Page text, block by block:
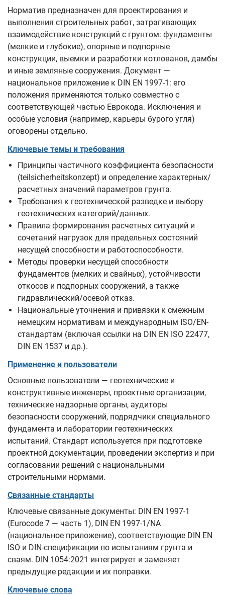
Норматив предназначен для проектирования и
выполнения строительных работ, затрагивающих
взаимодействие конструкций с грунтом: фундаменты
(мелкие и глубокие), опорные и подпорные
конструкции, выемки и разработки котлованов, дамбы
и иные земляные сооружения. Документ —
национальное приложение к DIN EN 1997-1: его
положения применяются только совместно с
соответствующей частью Еврокода. Исключения и
особые условия (например, карьеры бурого угля)
оговорены отдельно.
Ключевые темы и требования
Принципы частичного коэффициента безопасности
(teilsicherheitskonzept) и определение характерных/
расчетных значений параметров грунта.
Требования к геотехнической разведке и выбору
геотехнических категорий/данных.
Правила формирования расчетных ситуаций и
сочетаний нагрузок для предельных состояний
несущей способности и работоспособности.
Методы проверки несущей способности
фундаментов (мелких и свайных), устойчивости
откосов и подпорных сооружений, а также
гидравлический/осевой отказ.
Национальные уточнения и привязки к смежным
немецким нормативам и международным ISO/EN-
стандартам (включая ссылки на DIN EN ISO 22477,
DIN EN 1537 и др.).
Применение и пользователи
Основные пользователи — геотехнические и
конструктивные инженеры, проектные организации,
технические надзорные органы, аудиторы
безопасности сооружений, подрядчики специального
фундамента и лаборатории геотехнических
испытаний. Стандарт используется при подготовке
проектной документации, проведении экспертиз и при
согласовании решений с национальными
строительными нормами.
Связанные стандарты
Ключевые связанные документы: DIN EN 1997-1
(Eurocode 7 — часть 1), DIN EN 1997-1/NA
(национальное приложение), соответствующие DIN EN
ISO и DIN-спецификации по испытаниям грунта и
сваям. DIN 1054:2021 интегрирует и заменяет
предыдущие редакции и их поправки.
Ключевые слова